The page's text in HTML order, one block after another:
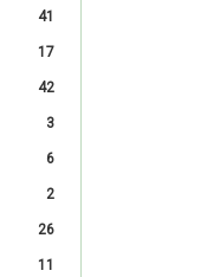
41
17
42
3
6
2
26
11